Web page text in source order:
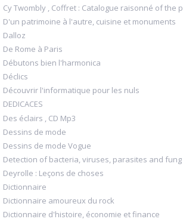
Cy Twombly , Coffret : Catalogue raisonné of the p
D'un patrimoine à l'autre, cuisine et monuments
Dalloz
De Rome à Paris
Débutons bien l'harmonica
Déclics
Découvrir l'informatique pour les nuls
DEDICACES
Des éclairs , CD Mp3
Dessins de mode
Dessins de mode Vogue
Detection of bacteria, viruses, parasites and fung
Deyrolle : Leçons de choses
Dictionnaire
Dictionnaire amoureux du rock
Dictionnaire d'histoire, économie et finance